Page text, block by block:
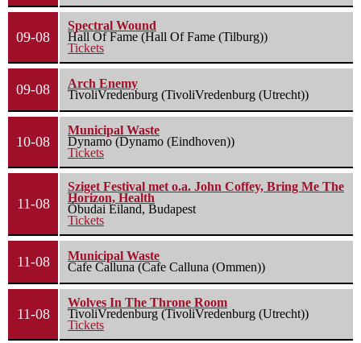
09-08
Spectral Wound
Hall Of Fame (Hall Of Fame (Tilburg))
Tickets
09-08
Arch Enemy
TivoliVredenburg (TivoliVredenburg (Utrecht))
10-08
Municipal Waste
Dynamo (Dynamo (Eindhoven))
Tickets
11-08
Sziget Festival met o.a. John Coffey, Bring Me The
Horizon, Health
Óbudai Eiland, Budapest
Tickets
11-08
Municipal Waste
Cafe Calluna (Cafe Calluna (Ommen))
11-08
Wolves In The Throne Room
TivoliVredenburg (TivoliVredenburg (Utrecht))
Tickets